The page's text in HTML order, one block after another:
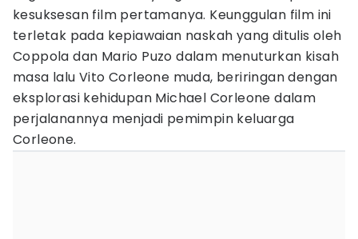
kesuksesan film pertamanya. Keunggulan film ini
terletak pada kepiawaian naskah yang ditulis oleh
Coppola dan Mario Puzo dalam menuturkan kisah
masa lalu Vito Corleone muda, beriringan dengan
eksplorasi kehidupan Michael Corleone dalam
perjalanannya menjadi pemimpin keluarga
Corleone.